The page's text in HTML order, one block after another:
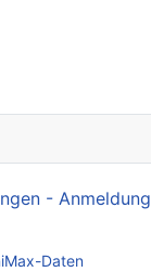
- Anmeldung
Daten